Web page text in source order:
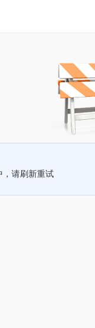
，请刷新重试